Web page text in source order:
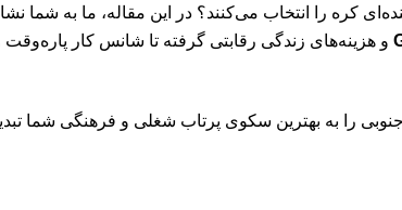
کره را انتخاب می‌کنند؟ در این مقاله، ما به شما
و هزینه‌های زندگی رقابتی گرفته تا شانس کار
جنوبی را به بهترین سکوی پرتاب شغلی و فرهنگی شما